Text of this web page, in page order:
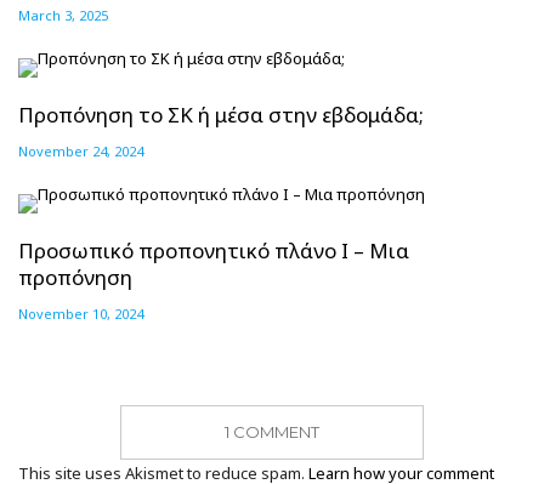
March 3, 2025
Προπόνηση το ΣΚ ή μέσα στην εβδομάδα;
November 24, 2024
Προσωπικό προπονητικό πλάνο Ι – Μια
προπόνηση
November 10, 2024
1 COMMENT
This site uses Akismet to reduce spam. Learn how your comment